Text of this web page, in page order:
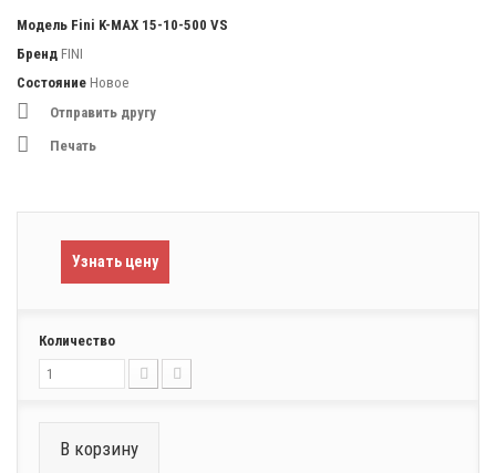
Модель Fini K-MAX 15-10-500 VS
Бренд FINI
Состояние Новое
Отправить другу
Печать
Узнать цену
Количество
В корзину